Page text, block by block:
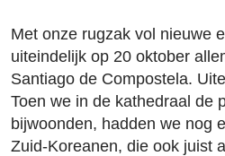
Met onze rugzak vol nieuwe
uiteindelijk op 20 oktober
Santiago de Compostela.
Toen we in de kathedraal de
bijwoonden, hadden we nog
Zuid-Koreanen, die ook juist